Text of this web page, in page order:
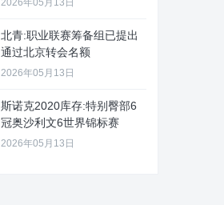
2026年05月13日
北青:职业联赛筹备组已提出
通过北京转会名额
2026年05月13日
斯诺克2020库存:特别臀部6
冠奥沙利文6世界锦标赛
2026年05月13日